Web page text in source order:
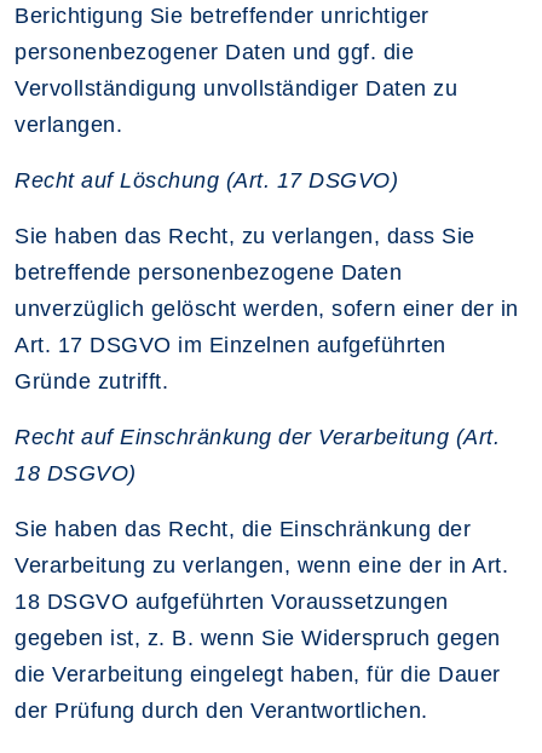
Berichtigung Sie betreffender unrichtiger
personenbezogener Daten und ggf. die
Vervollständigung unvollständiger Daten zu
verlangen.
Recht auf Löschung (Art. 17 DSGVO)
Sie haben das Recht, zu verlangen, dass Sie
betreffende personenbezogene Daten
unverzüglich gelöscht werden, sofern einer der in
Art. 17 DSGVO im Einzelnen aufgeführten
Gründe zutrifft.
Recht auf Einschränkung der Verarbeitung (Art.
18 DSGVO)
Sie haben das Recht, die Einschränkung der
Verarbeitung zu verlangen, wenn eine der in Art.
18 DSGVO aufgeführten Voraussetzungen
gegeben ist, z. B. wenn Sie Widerspruch gegen
die Verarbeitung eingelegt haben, für die Dauer
der Prüfung durch den Verantwortlichen.